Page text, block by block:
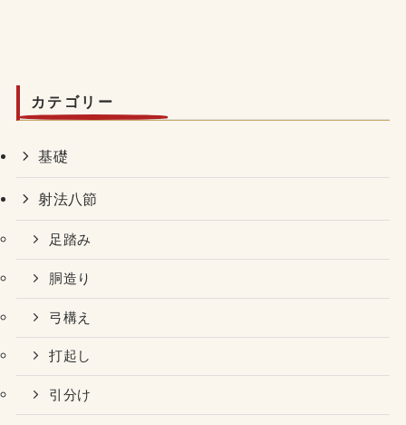
カテゴリー
基礎
射法八節
足踏み
胴造り
弓構え
打起し
引分け